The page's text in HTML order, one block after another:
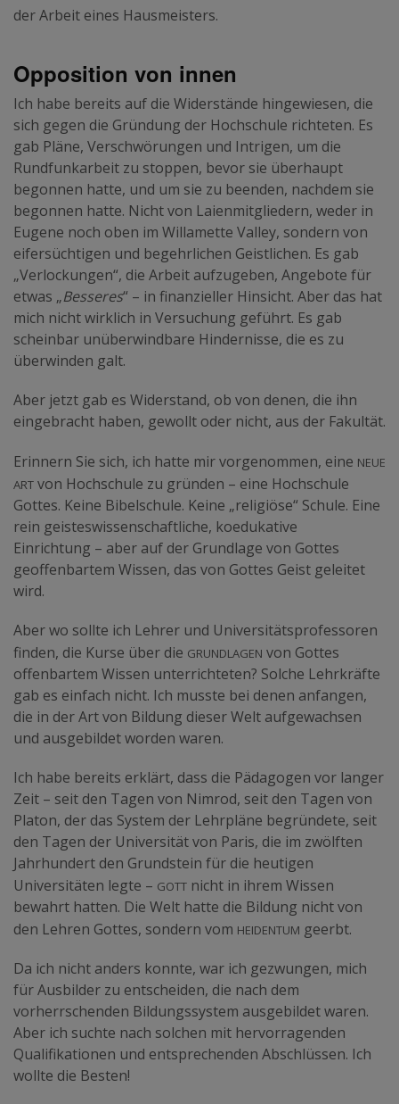
der Arbeit eines Hausmeisters.
Opposition von innen
Ich habe bereits auf die Widerstände hingewiesen, die
sich gegen die Gründung der Hochschule richteten. Es
gab Pläne, Verschwörungen und Intrigen, um die
Rundfunkarbeit zu stoppen, bevor sie überhaupt
begonnen hatte, und um sie zu beenden, nachdem sie
begonnen hatte. Nicht von Laienmitgliedern, weder in
Eugene noch oben im Willamette Valley, sondern von
eifersüchtigen und begehrlichen Geistlichen. Es gab
„Verlockungen“, die Arbeit aufzugeben, Angebote für
etwas „Besseres“ – in finanzieller Hinsicht. Aber das hat
mich nicht wirklich in Versuchung geführt. Es gab
scheinbar unüberwindbare Hindernisse, die es zu
überwinden galt.
Aber jetzt gab es Widerstand, ob von denen, die ihn
eingebracht haben, gewollt oder nicht, aus der Fakultät.
Erinnern Sie sich, ich hatte mir vorgenommen, eine neue
Artvon Hochschule zu gründen – eine Hochschule
Gottes. Keine Bibelschule. Keine „religiöse“ Schule. Eine
rein geisteswissenschaftliche, koedukative
Einrichtung – aber auf der Grundlage von Gottes
geoffenbartem Wissen, das von Gottes Geist geleitet
wird.
Aber wo sollte ich Lehrer und Universitätsprofessoren
finden, die Kurse über die Grundlagen von Gottes
offenbartem Wissen unterrichteten? Solche Lehrkräfte
gab es einfach nicht. Ich musste bei denen anfangen,
die in der Art von Bildung dieser Welt aufgewachsen
und ausgebildet worden waren.
Ich habe bereits erklärt, dass die Pädagogen vor langer
Zeit – seit den Tagen von Nimrod, seit den Tagen von
Platon, der das System der Lehrpläne begründete, seit
den Tagen der Universität von Paris, die im zwölften
Jahrhundert den Grundstein für die heutigen
Universitäten legte – Gott nicht in ihrem Wissen
bewahrt hatten. Die Welt hatte die Bildung nicht von
den Lehren Gottes, sondern vom Heidentum geerbt.
Da ich nicht anders konnte, war ich gezwungen, mich
für Ausbilder zu entscheiden, die nach dem
vorherrschenden Bildungssystem ausgebildet waren.
Aber ich suchte nach solchen mit hervorragenden
Qualifikationen und entsprechenden Abschlüssen. Ich
wollte die Besten!